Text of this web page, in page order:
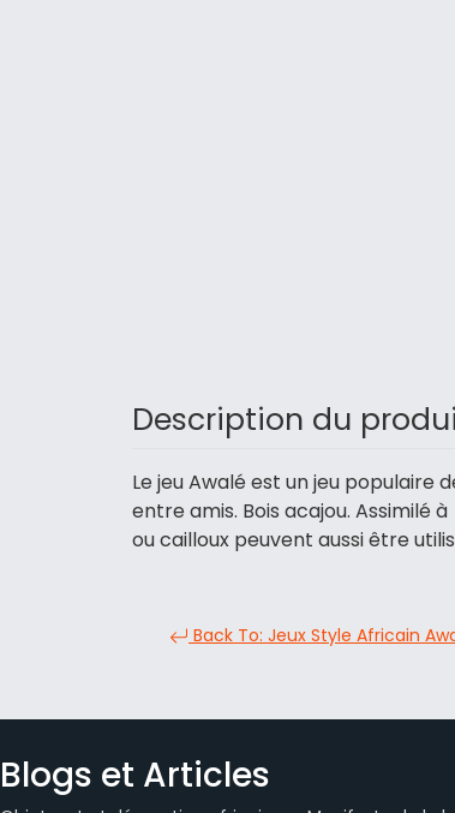
Description du
Le jeu Awalé est un jeu
entre amis. Bois acajou. Assimilé
ou cailloux peuvent aussi être
Back To: Jeux Style Africain
Blogs et Articles